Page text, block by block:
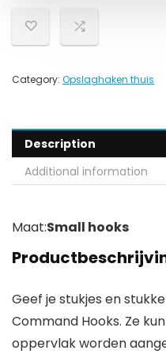
Category: Opslaghaken thuis
Description
Additional information
Maat:Small hooks
Geef je stukjes en
Command Hooks. Ze
oppervlak worden